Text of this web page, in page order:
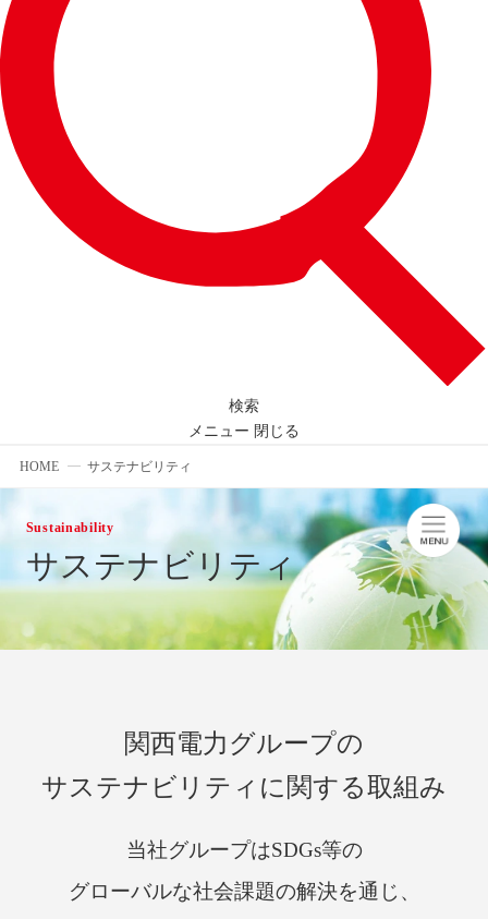
検索
メニュー 閉じる
HOME サステナビリティ
Sustainability
サステナビリティ
関西電力グループの
サステナビリティに関する取組み
当社グループはSDGs等の
グローバルな社会課題の解決を通じ、